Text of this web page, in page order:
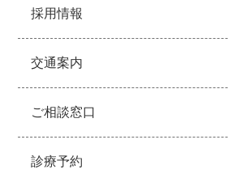
採用情報
交通案内
ご相談窓口
診療予約